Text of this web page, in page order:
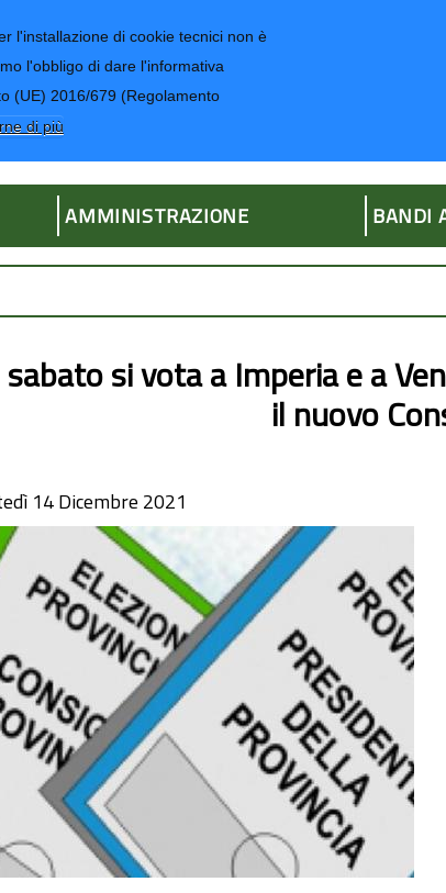
l'installazione di cookie tecnici non è
l'obbligo di dare l'informativa
(UE) 2016/679 (Regolamento
di più
AMMINISTRAZIONE BANDI
sabato si vota a Imperia e a
il nuovo
14 Dicembre 2021